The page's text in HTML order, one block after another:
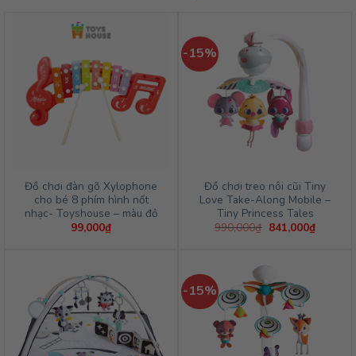
Đồ chơi đàn gõ Xylophone
cho bé 8 phím hình nốt
nhạc- Toyshouse – màu đỏ
99,000₫
-15%
Đồ chơi treo nôi cũi Tiny
Love Take-Along Mobile –
Tiny Princess Tales
990,000₫ Giá
841,000₫Giá
hiện
-15%